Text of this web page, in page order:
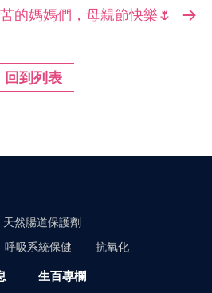
的媽媽們，母親節快樂🌷
回到列表
天然腸道保護劑
呼吸系統保健 抗氧化
生百專欄